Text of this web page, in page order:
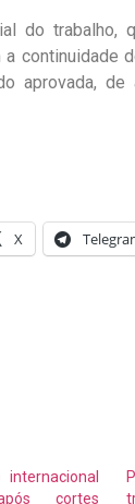
do trabalho,
continuidade
aprovada,
X
internacional
cortes